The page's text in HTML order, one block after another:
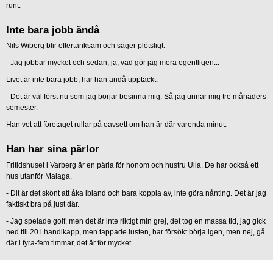
runt.
Inte bara jobb ändå
Nils Wiberg blir eftertänksam och säger plötsligt:
- Jag jobbar mycket och sedan, ja, vad gör jag mera egentligen...
Livet är inte bara jobb, har han ändå upptäckt.
- Det är väl först nu som jag börjar besinna mig. Så jag unnar mig tre månaders
semester.
Han vet att företaget rullar på oavsett om han är där varenda minut.
Han har sina pärlor
Fritidshuset i Varberg är en pärla för honom och hustru Ulla. De har också ett
hus utanför Malaga.
- Dit är det skönt att åka ibland och bara koppla av, inte göra nånting. Det är jag
faktiskt bra på just där.
- Jag spelade golf, men det är inte riktigt min grej, det tog en massa tid, jag gick
ned till 20 i handikapp, men tappade lusten, har försökt börja igen, men nej, gå
där i fyra-fem timmar, det är för mycket.